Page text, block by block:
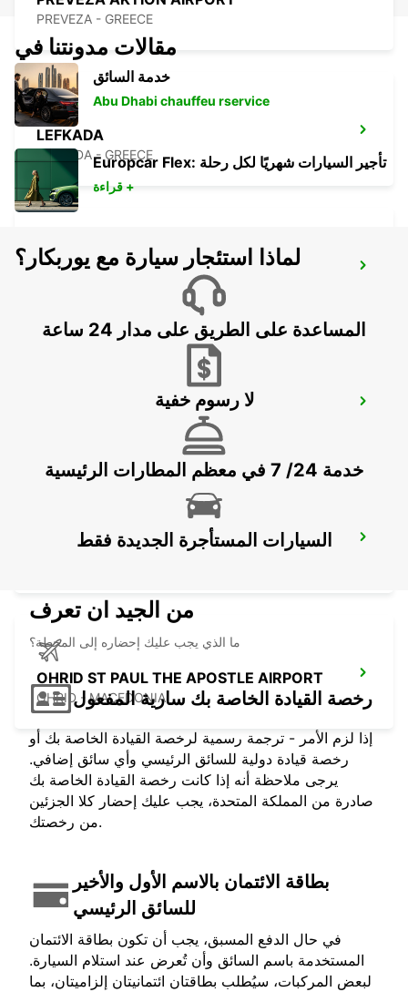
PREVEZA - GREECE
LEFKADA
LEFKADA - GREECE
LECCE
OHRID METROPOL LAKE RESORT
KEFALONIA AIRPORT
OHRID ST PAUL THE APOSTLE AIRPORT
OHRID - MACEDONIA
مقالات مدونتنا في
خدمة السائق
Abu Dhabi chauffeu rservice
Europcar Flex: تأجير السيارات شهريًا لكل رحلة
قراءة +
لماذا استئجار سيارة مع يوربكار؟
المساعدة على الطريق على مدار 24 ساعة
لا رسوم خفية
خدمة 24/ 7 في معظم المطارات الرئيسية
السيارات المستأجرة الجديدة فقط
من الجيد ان تعرف
ما الذي يجب عليك إحضاره إلى المحطة؟
رخصة القيادة الخاصة بك سارية المفعول
إذا لزم الأمر - ترجمة رسمية لرخصة القيادة الخاصة بك أو
رخصة قيادة دولية للسائق الرئيسي وأي سائق إضافي.
يرجى ملاحظة أنه إذا كانت رخصة القيادة الخاصة بك
صادرة من المملكة المتحدة، يجب عليك إحضار كلا الجزئين
من رخصتك.
بطاقة الائتمان بالاسم الأول والأخير
للسائق الرئيسي
في حال الدفع المسبق، يجب أن تكون بطاقة الائتمان
المستخدمة باسم السائق وأن تُعرض عند استلام السيارة.
لبعض المركبات، سيُطلب بطاقتان ائتمانيتان إلزاميتان، بما